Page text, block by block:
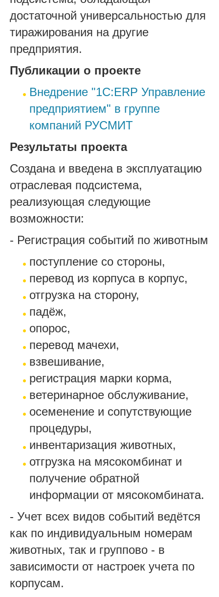
достаточной универсальностью для
тиражирования на другие
предприятия.
Публикации о проекте
Внедрение "1С:ERP Управление
предприятием" в группе
компаний РУСМИТ
Результаты проекта
Создана и введена в эксплуатацию
отраслевая подсистема,
реализующая следующие
возможности:
- Регистрация событий по животным
поступление со стороны,
перевод из корпуса в корпус,
отгрузка на сторону,
падёж,
опорос,
перевод мачехи,
взвешивание,
регистрация марки корма,
ветеринарное обслуживание,
осеменение и сопутствующие
процедуры,
инвентаризация животных,
отгрузка на мясокомбинат и
получение обратной
информации от мясокомбината.
- Учет всех видов событий ведётся
как по индивидуальным номерам
животных, так и группово - в
зависимости от настроек учета по
корпусам.